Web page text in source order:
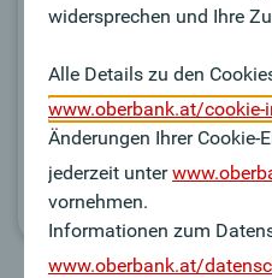
Untere Donaulände 28,
SA: 08:00-13:00 Uhr
+ 43 732 / 7802–0
widersprechen und Ihre
Alle Details zu den
www.oberbank.at/
Änderungen Ihrer Cookie-
jederzeit unter
vornehmen.
Informationen zum
www.oberbank.at/